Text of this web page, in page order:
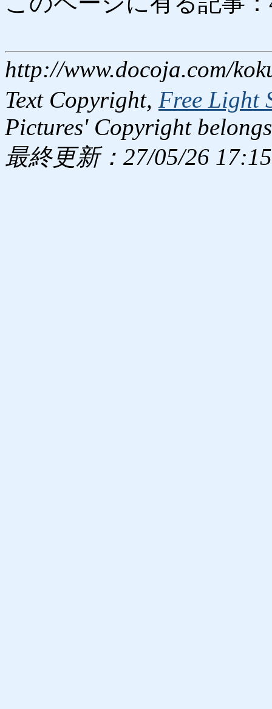
http://www.docoja.com/
Text Copyright, Free Light
Pictures' Copyright
最終更新：27/05/26 17:15